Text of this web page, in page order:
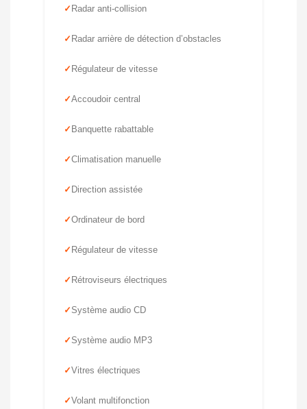
Radar anti-collision
Radar arrière de détection d’obstacles
Régulateur de vitesse
Accoudoir central
Banquette rabattable
Climatisation manuelle
Direction assistée
Ordinateur de bord
Régulateur de vitesse
Rétroviseurs électriques
Système audio CD
Système audio MP3
Vitres électriques
Volant multifonction